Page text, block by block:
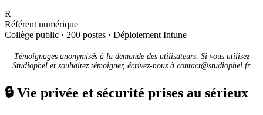
R
Référent numérique
Collège public · 200 postes · Déploiement Intune
Témoignages anonymisés à la demande des utilisateurs. Si vous utilisez
Studiophel et souhaitez témoigner, écrivez-nous à contact@studiophel.fr.
🔒 Vie privée et sécurité prises au sérieux